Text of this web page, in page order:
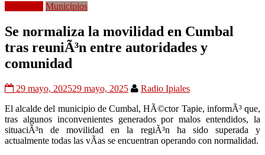
Municipios
Se normaliza la movilidad en Cumbal
tras reuniÃ³n entre autoridades y
comunidad
29 mayo, 202529 mayo, 2025
Radio Ipiales
El alcalde del municipio de Cumbal, HÃ©ctor Tapie, informÃ³ que,
tras algunos inconvenientes generados por malos entendidos, la
situaciÃ³n de movilidad en la regiÃ³n ha sido superada y
actualmente todas las vÃ­as se encuentran operando con normalidad.